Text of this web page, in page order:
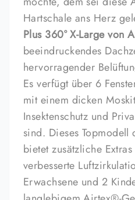
Hartschale ans Herz
Plus 360° X-Large von
beeindruckendes
hervorragender
Es verfügt über 6
mit einem dicken
Insektenschutz und
sind. Dieses
bietet zusätzliche
verbesserte
Erwachsene und 2